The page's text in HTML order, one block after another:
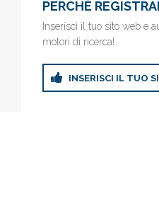
PERCHÈ
Inserisci il tuo sito web e
motori di ricerca!
INSERISCI IL TUO